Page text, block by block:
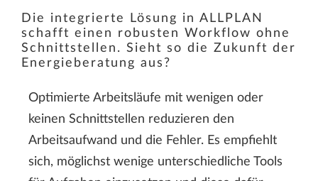
Die integrierte Lösung in ALLPLAN
schafft einen robusten Workflow ohne
Schnittstellen. Sieht so die Zukunft der
Energieberatung aus?
Optimierte Arbeitsläufe mit wenigen oder
keinen Schnittstellen reduzieren den
Arbeitsaufwand und die Fehler. Es empfiehlt
sich, möglichst wenige unterschiedliche Tools